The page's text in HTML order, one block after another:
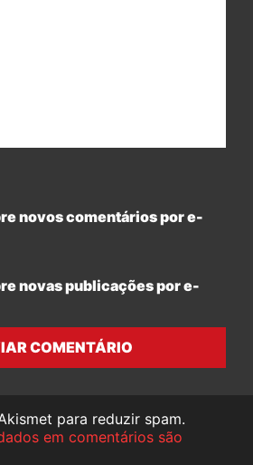
novos comentários por e-
novas publicações por e-
COMENTÁRIO
para reduzir spam.
em comentários são